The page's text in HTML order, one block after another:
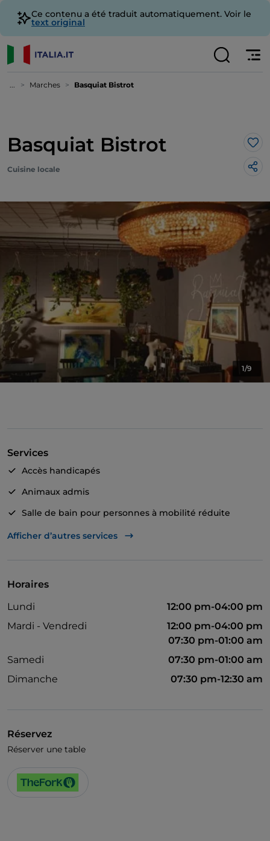
Ce contenu a été traduit automatiquement. Voir le
text original
... Marches Basquiat Bistrot
Basquiat Bistrot
Cuisine locale
1/9
Services
Accès handicapés
Animaux admis
Salle de bain pour personnes à mobilité réduite
Dîner spectacle
Afficher d’autres services
Horaires
Lundi
12:00 pm-04:00 pm
Mardi - Vendredi
12:00 pm-04:00 pm
07:30 pm-01:00 am
Samedi
07:30 pm-01:00 am
Dimanche
07:30 pm-12:30 am
Réservez
Réserver une table